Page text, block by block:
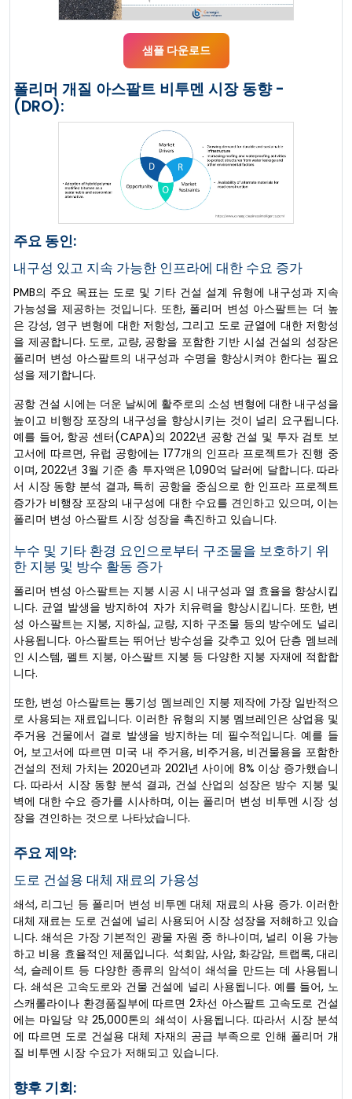
샘플 다운로드
폴리머 개질 아스팔트 비투멘 시장 동향 -
(DRO):
주요 동인:
내구성 있고 지속 가능한 인프라에 대한 수요 증가
PMB의 주요 목표는 도로 및 기타 건설 설계 유형에 내구성과 지속
가능성을 제공하는 것입니다. 또한, 폴리머 변성 아스팔트는 더 높
은 강성, 영구 변형에 대한 저항성, 그리고 도로 균열에 대한 저항성
을 제공합니다. 도로, 교량, 공항을 포함한 기반 시설 건설의 성장은
폴리머 변성 아스팔트의 내구성과 수명을 향상시켜야 한다는 필요
성을 제기합니다.
공항 건설 시에는 더운 날씨에 활주로의 소성 변형에 대한 내구성을
높이고 비행장 포장의 내구성을 향상시키는 것이 널리 요구됩니다.
예를 들어, 항공 센터(CAPA)의 2022년 공항 건설 및 투자 검토 보
고서에 따르면, 유럽 공항에는 177개의 인프라 프로젝트가 진행 중
이며, 2022년 3월 기준 총 투자액은 1,090억 달러에 달합니다. 따라
서 시장 동향 분석 결과, 특히 공항을 중심으로 한 인프라 프로젝트
증가가 비행장 포장의 내구성에 대한 수요를 견인하고 있으며, 이는
폴리머 변성 아스팔트 시장 성장을 촉진하고 있습니다.
누수 및 기타 환경 요인으로부터 구조물을 보호하기 위
한 지붕 및 방수 활동 증가
폴리머 변성 아스팔트는 지붕 시공 시 내구성과 열 효율을 향상시킵
니다. 균열 발생을 방지하여 자가 치유력을 향상시킵니다. 또한, 변
성 아스팔트는 지붕, 지하실, 교량, 지하 구조물 등의 방수에도 널리
사용됩니다. 아스팔트는 뛰어난 방수성을 갖추고 있어 단층 멤브레
인 시스템, 펠트 지붕, 아스팔트 지붕 등 다양한 지붕 자재에 적합합
니다.
또한, 변성 아스팔트는 통기성 멤브레인 지붕 제작에 가장 일반적으
로 사용되는 재료입니다. 이러한 유형의 지붕 멤브레인은 상업용 및
주거용 건물에서 결로 발생을 방지하는 데 필수적입니다. 예를 들
어, 보고서에 따르면 미국 내 주거용, 비주거용, 비건물용을 포함한
건설의 전체 가치는 2020년과 2021년 사이에 8% 이상 증가했습니
다. 따라서 시장 동향 분석 결과, 건설 산업의 성장은 방수 지붕 및
벽에 대한 수요 증가를 시사하며, 이는 폴리머 변성 비투멘 시장 성
장을 견인하는 것으로 나타났습니다.
주요 제약:
도로 건설용 대체 재료의 가용성
쇄석, 리그닌 등 폴리머 변성 비투멘 대체 재료의 사용 증가. 이러한
대체 재료는 도로 건설에 널리 사용되어 시장 성장을 저해하고 있습
니다. 쇄석은 가장 기본적인 광물 자원 중 하나이며, 널리 이용 가능
하고 비용 효율적인 제품입니다. 석회암, 사암, 화강암, 트랩록, 대리
석, 슬레이트 등 다양한 종류의 암석이 쇄석을 만드는 데 사용됩니
다. 쇄석은 고속도로와 건물 건설에 널리 사용됩니다. 예를 들어, 노
스캐롤라이나 환경품질부에 따르면 2차선 아스팔트 고속도로 건설
에는 마일당 약 25,000톤의 쇄석이 사용됩니다. 따라서 시장 분석
에 따르면 도로 건설용 대체 자재의 공급 부족으로 인해 폴리머 개
질 비투멘 시장 수요가 저해되고 있습니다.
향후 기회: